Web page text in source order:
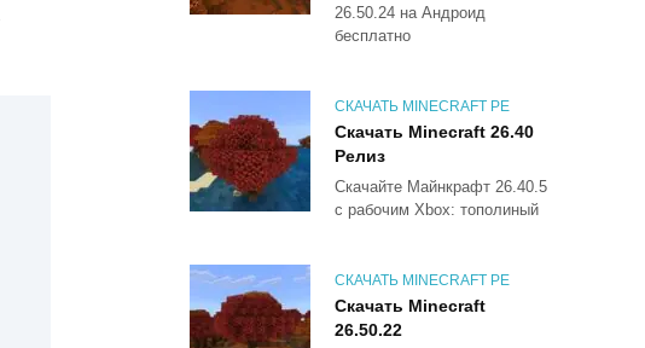
26.50.24 на Андроид
бесплатно
СКАЧАТЬ MINECRAFT PE
Скачать Minecraft 26.40
Релиз
Скачайте Майнкрафт 26.40.5
с рабочим Xbox: тополиный
СКАЧАТЬ MINECRAFT PE
Скачать Minecraft
26.50.22